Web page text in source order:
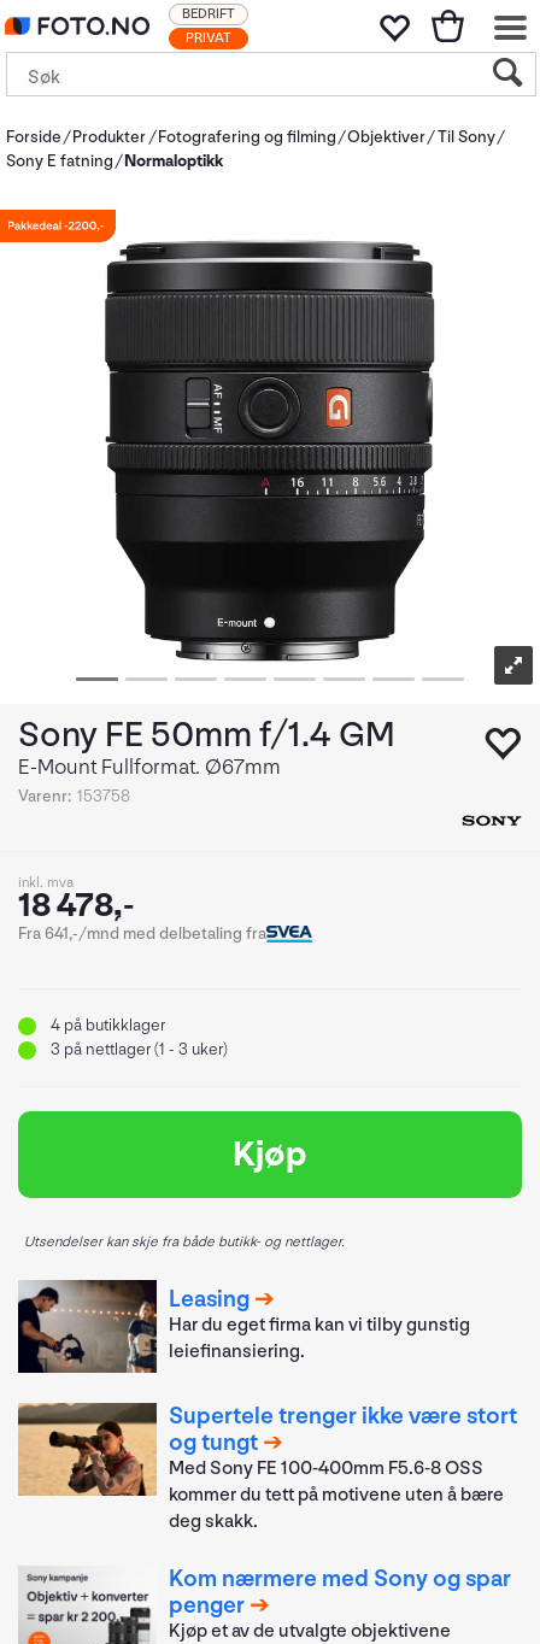
PRIVAT
BEDRIFT
Forside Produkter Fotografering og filming Objektiver Til Sony
Sony E fatning
Normaloptikk
Sony FE 50mm f/1.4 GM
E-Mount Fullformat. Ø67mm
Varenr: 153758
inkl. mva
18 478,-
Fra 641,-/mnd med delbetaling fra
4 på butikklager
3 på nettlager (1 - 3 uker)
Kjøp
Utsendelser kan skje fra både butikk- og nettlager.
Leasing
Har du eget firma kan vi tilby gunstig
leiefinansiering.
Supertele trenger ikke være stort
og tungt
Med Sony FE 100-400mm F5.6-8 OSS
kommer du tett på motivene uten å bære
deg skakk.
Kom nærmere med Sony og spar
penger
Kjøp et av de utvalgte objektivene